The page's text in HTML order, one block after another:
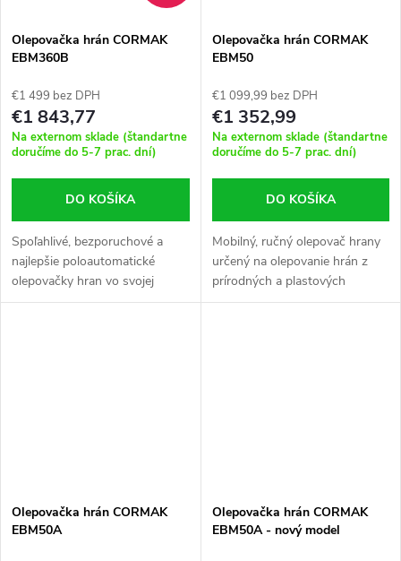
Olepovačka hrán CORMAK
EBM360B
€1 499 bez DPH
€1 843,77
Na externom sklade (štandartne
doručíme do 5-7 prac. dní)
DO KOŠÍKA
Spoľahlivé, bezporuchové a
najlepšie poloautomatické
olepovačky hran vo svojej
triede. Olepovačka hrán vytvára
Olepovačka hrán CORMAK
EBM50
€1 099,99 bez DPH
€1 352,99
Na externom sklade (štandartne
doručíme do 5-7 prac. dní)
DO KOŠÍKA
Mobilný, ručný olepovač hrany
určený na olepovanie hrán z
prírodných a plastových
materiálov. Lepidlo nanáša
Olepovačka hrán CORMAK
EBM50A
Olepovačka hrán CORMAK
EBM50A - nový model